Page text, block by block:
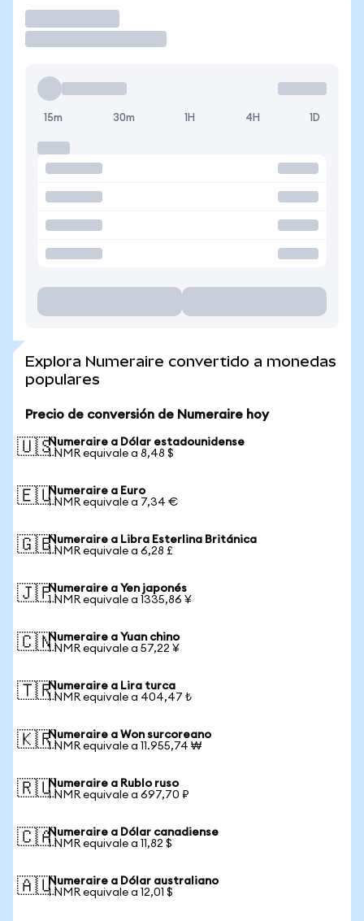
15m 30m 1H 4H 1D
Explora Numeraire convertido a monedas
populares
Precio de conversión de Numeraire hoy
🇺🇸Numeraire a Dólar estadounidense
1 NMR equivale a 8,48 $
🇪🇺Numeraire a Euro
1 NMR equivale a 7,34 €
🇬🇧Numeraire a Libra Esterlina Británica
1 NMR equivale a 6,28 £
🇯🇵Numeraire a Yen japonés
1 NMR equivale a 1335,86 ¥
🇨🇳Numeraire a Yuan chino
1 NMR equivale a 57,22 ¥
🇹🇷Numeraire a Lira turca
1 NMR equivale a 404,47 ₺
🇰🇷Numeraire a Won surcoreano
1 NMR equivale a 11.955,74 ₩
🇷🇺Numeraire a Rublo ruso
1 NMR equivale a 697,70 ₽
🇨🇦Numeraire a Dólar canadiense
1 NMR equivale a 11,82 $
🇦🇺Numeraire a Dólar australiano
1 NMR equivale a 12,01 $